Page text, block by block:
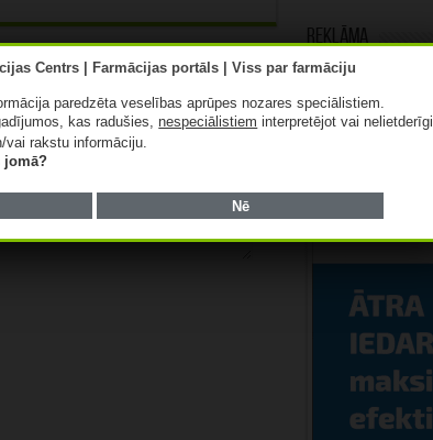
Reklāma
paredzēta veselības aprūpes nozares speciālistiem.
kas radušies,nespeciālistiem interpretējot vai nelietderīgi
rakstu informāciju.
jomā?
Nē